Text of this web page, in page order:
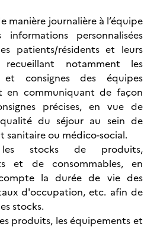
manière journalière à l’équipe
informations personnalisées
patients/résidents et leurs
notamment les
et consignes des équipes
en communiquant de façon
précises, en vue de
du séjour au sein de
sanitaire ou médico-social.
les stocks de produits,
et de consommables, en
la durée de vie des
d'occupation, etc. afin de
stocks.
produits, les équipements et